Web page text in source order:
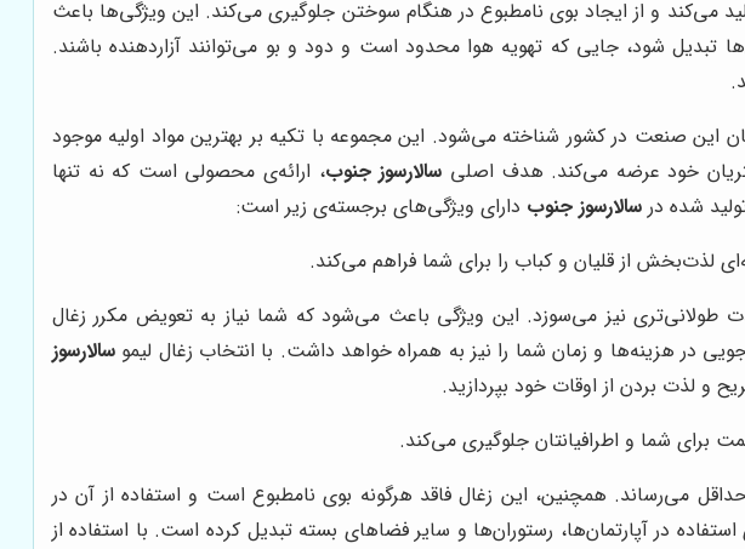
می‌کند و از ایجاد بوی نامطبوع در هنگام سوختن جلوگیری می‌کند. این ویژگی‌ها باعث
تبدیل شود، جایی که تهویه هوا محدود است و دود و بو می‌توانند آزاردهنده باشند.
این صنعت در کشور شناخته می‌شود. این مجموعه با تکیه بر بهترین مواد اولیه موجود
خود عرضه می‌کند. هدف اصلی سالارسوز جنوب، ارائه‌ی محصولی است که نه تنها
شده در سالارسوز جنوب دارای ویژگی‌های برجسته‌ی زیر است:
لذت‌بخش از قلیان و کباب را برای شما فراهم می‌کند.
طولانی‌تری نیز می‌سوزد. این ویژگی باعث می‌شود که شما نیاز به تعویض مکرر زغال
در هزینه‌ها و زمان شما را نیز به همراه خواهد داشت. با انتخاب زغال لیموسالارسوز
و لذت بردن از اوقات خود بپردازید.
برای شما و اطرافیانتان جلوگیری می‌کند.
می‌رساند. همچنین، این زغال فاقد هرگونه بوی نامطبوع است و استفاده از آن در
استفاده در آپارتمان‌ها، رستوران‌ها و سایر فضاهای بسته تبدیل کرده است. با استفاده از